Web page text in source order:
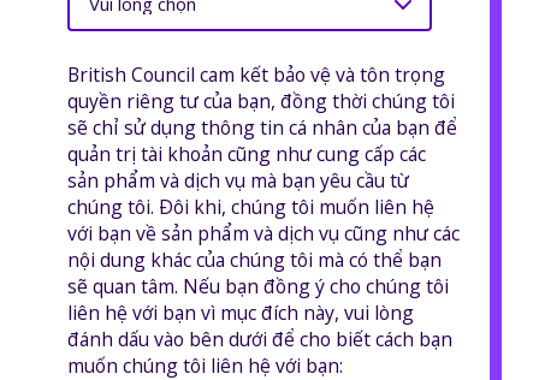
British Council cam kết bảo vệ và tôn trọng
quyền riêng tư của bạn, đồng thời chúng tôi
sẽ chỉ sử dụng thông tin cá nhân của bạn để
quản trị tài khoản cũng như cung cấp các
sản phẩm và dịch vụ mà bạn yêu cầu từ
chúng tôi. Đôi khi, chúng tôi muốn liên hệ
với bạn về sản phẩm và dịch vụ cũng như các
nội dung khác của chúng tôi mà có thể bạn
sẽ quan tâm. Nếu bạn đồng ý cho chúng tôi
liên hệ với bạn vì mục đích này, vui lòng
đánh dấu vào bên dưới để cho biết cách bạn
muốn chúng tôi liên hệ với bạn: